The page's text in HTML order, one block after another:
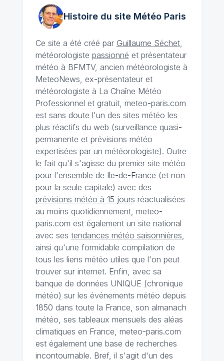
Histoire du site MétéoParis
Ce site a été créé par Guillaume Séchet,
météorologiste passionné et présentateur
météo à BFMTV, ancien météorologiste à
MeteoNews, ex-présentateur et
météorologiste à La Chaîne Météo
Professionnel et gratuit, meteo-paris.com
est sans doute l'un des sites météo les
plus réactifs du web (surveillance quasi-
permanente et prévisions météo
expertisées par un météorologiste). Outre
le fait qu'il s'agisse du premier site météo
pour l'ensemble de Ile-de-France (et non
pour la seule capitale) avec des
prévisions météo à 15 jours réactualisées
au moins quotidiennement, meteo-
paris.com est également un site national
avec ses tendances météo saisonnières,
ainsi qu'une formidable compilation de
tous les liens météo utiles que l'on peut
trouver sur internet. Enfin, avec sa
banque de données UNIQUE (chronique
météo) sur les événements météo depuis
1850 dans toute la France, son almanach
météo, ses tableaux mensuels des aléas
climatiques en France, meteo-paris.com
est également une base de recherches
incontournable. Bref, il s'agit d'un des